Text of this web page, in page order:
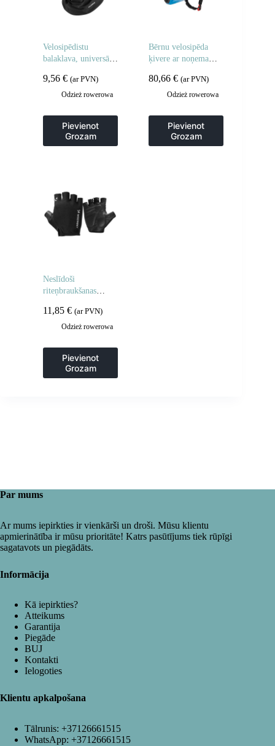
Velosipēdistu
balaklava, universāla
9,56 € (ar PVN)
Odzież rowerowa
Pievienot
Grozam
Bērnu velosipēda
ķivere ar noņemamu
cm – zila
80,66€ (ar PVN)
Odzież rowerowa
Pievienot
Grozam
Neslīdoši
riteņbraukšanas
L izmērs – melni
11,85 € (ar PVN)
Odzież rowerowa
Pievienot
Grozam
Par mums
Ar mums iepirkties ir vienkārši un droši. Mūsu klientu
apmierinātība ir mūsu prioritāte! Katrs pasūtījums tiek rūpīgi
sagatavots un piegādāts.
Informācija
Kā iepirkties?
Atteikums
Garantija
Piegāde
BUJ
Kontakti
Ielogoties
Klientu apkalpošana
Tālrunis: +37126661515
WhatsApp: +37126661515